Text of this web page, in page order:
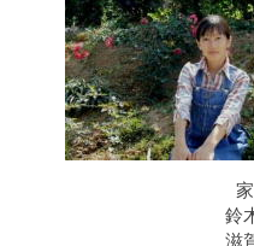
鈴
滋